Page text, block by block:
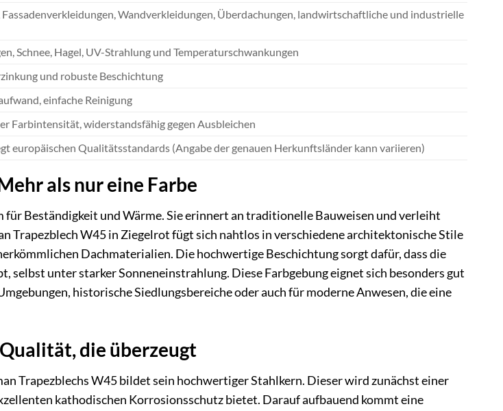
Fassadenverkleidungen, Wandverkleidungen, Überdachungen, landwirtschaftliche und industrielle
Schnee, Hagel, UV-Strahlung und Temperaturschwankungen
und robuste Beschichtung
einfache Reinigung
Farbintensität, widerstandsfähig gegen Ausbleichen
europäischen Qualitätsstandards (Angabe der genauen Herkunftsländer kann variieren)
als nur eine Farbe
für Beständigkeit und Wärme. Sie erinnert an traditionelle Bauweisen und verleiht
Trapezblech W45 in Ziegelrot fügt sich nahtlos in verschiedene architektonische Stile
Dachmaterialien. Die hochwertige Beschichtung sorgt dafür, dass die
selbst unter starker Sonneneinstrahlung. Diese Farbgebung eignet sich besonders gut
historische Siedlungsbereiche oder auch für moderne Anwesen, die eine
die überzeugt
Trapezblechs W45 bildet sein hochwertiger Stahlkern. Dieser wird zunächst einer
kathodischen Korrosionsschutz bietet. Darauf aufbauend kommt eine